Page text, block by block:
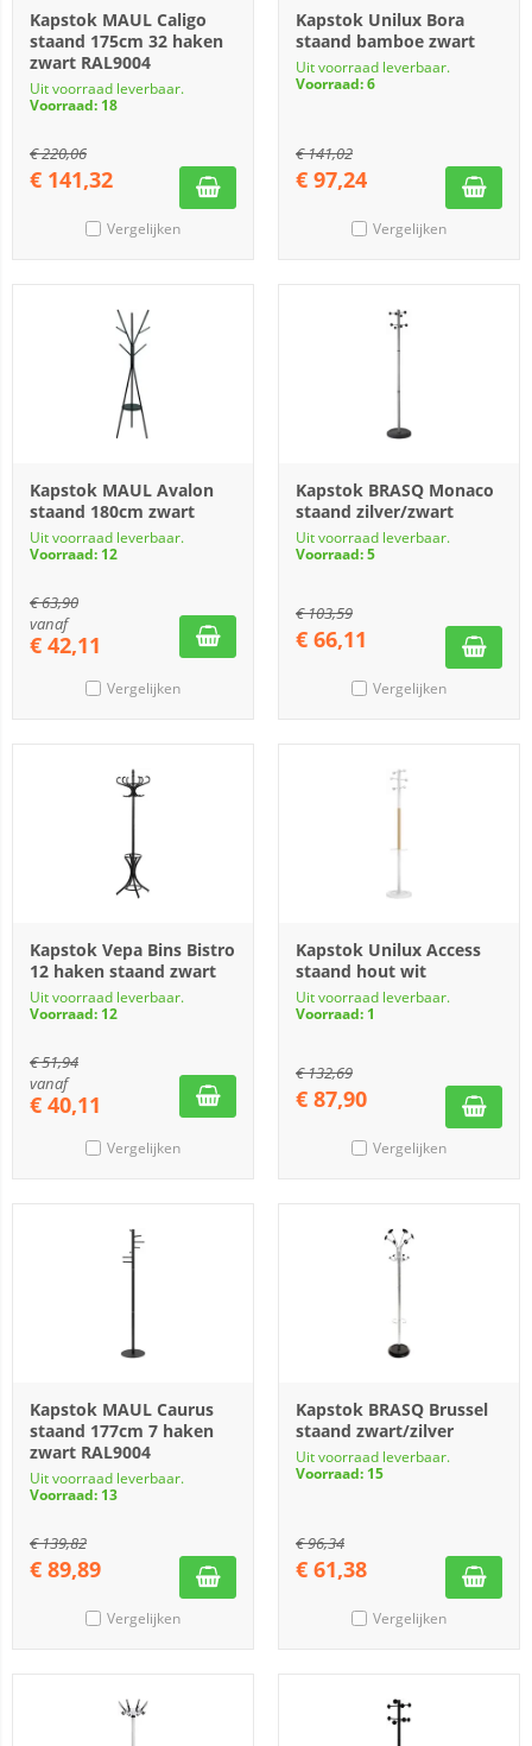
Kapstok MAUL Caligo
staand 175cm 32 haken
zwart RAL9004
Uit voorraad leverbaar.
Voorraad: 18
€220,06
€ 141,32
Vergelijken
Kapstok Unilux Bora
staand bamboe zwart
Uit voorraad leverbaar.
Voorraad: 6
€141,02
€ 97,24
Vergelijken
Kapstok MAUL Avalon
staand 180cm zwart
Uit voorraad leverbaar.
Voorraad: 12
€63,90
vanaf
€ 42,11
Vergelijken
Kapstok BRASQ Monaco
staand zilver/zwart
Uit voorraad leverbaar.
Voorraad: 5
€103,59
€ 66,11
Vergelijken
Kapstok Vepa Bins Bistro
12 haken staand zwart
Uit voorraad leverbaar.
Voorraad: 12
€51,94
vanaf
€ 40,11
Vergelijken
Kapstok Unilux Access
staand hout wit
Uit voorraad leverbaar.
Voorraad: 1
€132,69
€ 87,90
Vergelijken
Kapstok MAUL Caurus
staand 177cm 7 haken
zwart RAL9004
Uit voorraad leverbaar.
Voorraad: 13
€139,82
€ 89,89
Vergelijken
Kapstok BRASQ Brussel
staand zwart/zilver
Uit voorraad leverbaar.
Voorraad: 15
€96,34
€ 61,38
Vergelijken